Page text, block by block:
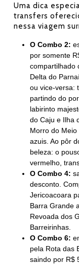
Uma dica
transfers
nessa viagem
O Combo 2:
por somente
compartilhado
Delta do
ou vice-versa:
partindo do
labirinto
do Caju e Ilha
Morro do
azuis. Ao pôr
beleza: o
vermelho,
O Combo 4:
desconto.
Jericoacoara
Barra Grande
Revoada dos
Barreirinhas.
O Combo 6:
pela Rota das
saindo por R$